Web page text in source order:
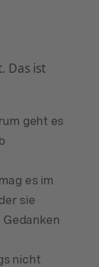
Das ist
geht es
es im
sie
nicht